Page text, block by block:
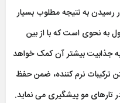
رسیدن به نتیجه مطلوب بسیار
به نحوی است که با از بین
جذابیت بیشتر آن کمک خواهد
ترکیبات نرم کننده، ضمن حفظ
تارهای مو پیشگیری می نماید.